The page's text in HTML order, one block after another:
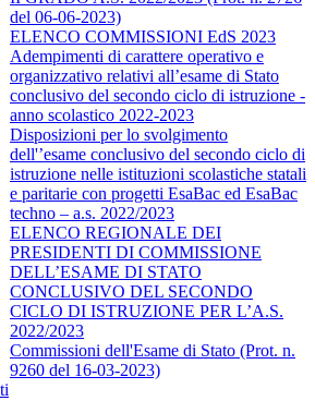
del 06-06-2023)
ELENCO COMMISSIONI EdS 2023
Adempimenti di carattere operativo e
organizzativo relativi all’esame di Stato
conclusivo del secondo ciclo di istruzione -
anno scolastico 2022-2023
Disposizioni per lo svolgimento
dell'’esame conclusivo del secondo ciclo di
istruzione nelle istituzioni scolastiche statali
e paritarie con progetti EsaBac ed EsaBac
techno – a.s. 2022/2023
ELENCO REGIONALE DEI
PRESIDENTI DI COMMISSIONE
DELL’ESAME DI STATO
CONCLUSIVO DEL SECONDO
CICLO DI ISTRUZIONE PER L’A.S.
2022/2023
Commissioni dell'Esame di Stato (Prot. n.
9260 del 16-03-2023)